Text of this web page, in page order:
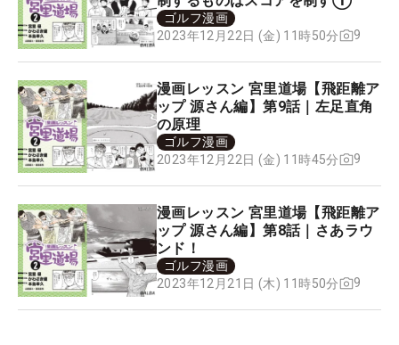
ゴルフ漫画
2023年12月22日 (金) 11時50分
9
漫画レッスン 宮里道場【飛距離ア
ップ 源さん編】第9話｜左足直角
の原理
ゴルフ漫画
2023年12月22日 (金) 11時45分
9
漫画レッスン 宮里道場【飛距離ア
ップ 源さん編】第8話｜さあラウ
ンド！
ゴルフ漫画
2023年12月21日 (木) 11時50分
9